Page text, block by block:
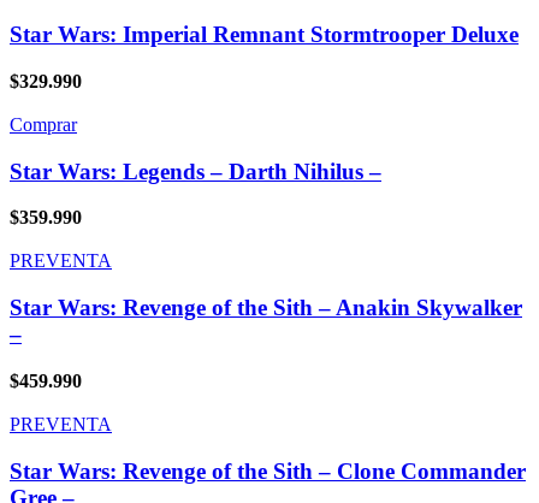
Star Wars: Imperial Remnant Stormtrooper Deluxe
$329.990
Comprar
Star Wars: Legends – Darth Nihilus –
$359.990
PREVENTA
Star Wars: Revenge of the Sith – Anakin Skywalker
–
$459.990
PREVENTA
Star Wars: Revenge of the Sith – Clone Commander
Gree –